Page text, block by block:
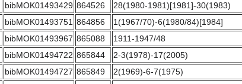
bibMOK01493429 864526
28(1980-1981)[1981]-30(1983)
bibMOK01493751 864856
1(1967/70)-6(1980/84)[1984]
bibMOK01493967 865088
1911-1947/48
bibMOK01494722 865844
2-3(1978)-17(2005)
bibMOK01494727 865849
2(1969)-6-7(1975)